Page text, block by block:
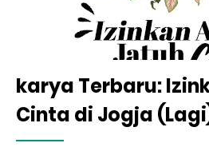
karya Terbaru:
Cinta di Jogja